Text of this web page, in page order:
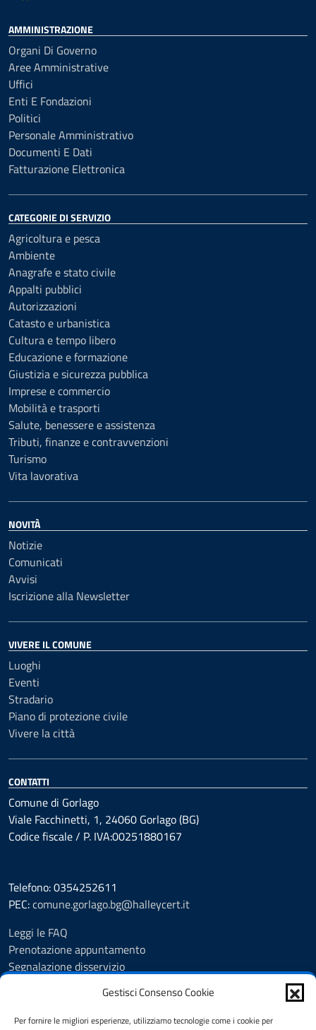
Gestisci Consenso Cookie
Per fornire le migliori esperienze, utilizziamo tecnologie come i cookie per
AMMINISTRAZIONE
Organi Di Governo
Aree Amministrative
Uffici
Enti E Fondazioni
Politici
Personale Amministrativo
Documenti E Dati
Fatturazione Elettronica
CATEGORIE DI SERVIZIO
Agricoltura e pesca
Ambiente
Anagrafe e stato civile
Appalti pubblici
Autorizzazioni
Catasto e urbanistica
Cultura e tempo libero
Educazione e formazione
Giustizia e sicurezza pubblica
Imprese e commercio
Mobilità e trasporti
Salute, benessere e assistenza
Tributi, finanze e contravvenzioni
Turismo
Vita lavorativa
NOVITÀ
Notizie
Comunicati
Avvisi
Iscrizione alla Newsletter
VIVERE IL COMUNE
Luoghi
Eventi
Stradario
Piano di protezione civile
Vivere la città
CONTATTI
Comune di Gorlago
Viale Facchinetti, 1, 24060 Gorlago (BG)
Codice fiscale / P. IVA:00251880167
Telefono: 0354252611
PEC:comune.gorlago.bg@halleycert.it
Leggi le FAQ
Prenotazione appuntamento
Segnalazione disservizio
Cookie Policy